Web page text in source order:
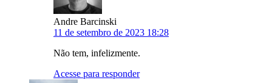
Andre Barcinski
11 de setembro de 2023 18:28
Não tem, infelizmente.
Acesse para responder